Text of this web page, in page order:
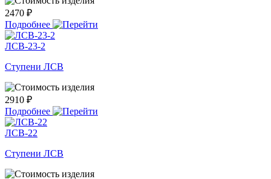
2470 ₽
Подробнее
ЛСВ-23-2
Ступени ЛСВ
2910 ₽
Подробнее
ЛСВ-22
Ступени ЛСВ